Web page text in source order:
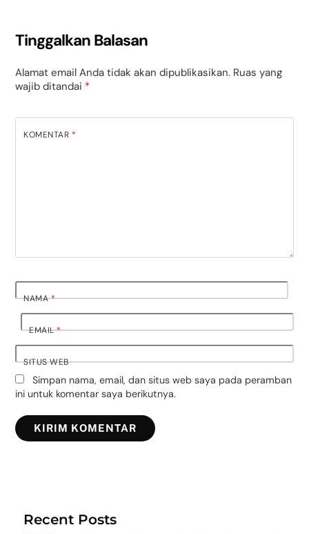
Tinggalkan Balasan
Alamat email Anda tidak akan dipublikasikan. Ruas yang
wajib ditandai *
KOMENTAR *
NAMA*
EMAIL*
SITUS WEB
Simpan nama, email, dan situs web saya pada peramban
ini untuk komentar saya berikutnya.
Recent Posts